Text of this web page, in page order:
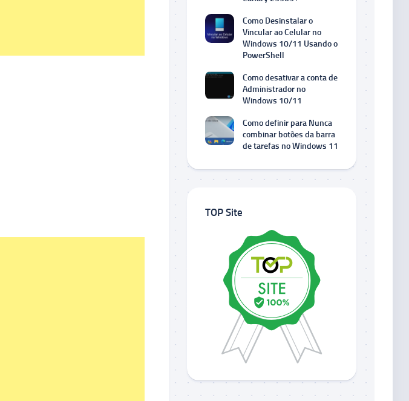
Como Desinstalar o
Vincular ao Celular no
Windows 10/11 Usando o
PowerShell
Como desativar a conta de
Administrador no
Windows 10/11
Como definir para Nunca
combinar botões da barra
de tarefas no Windows 11
TOP Site